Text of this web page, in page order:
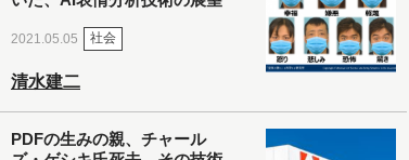
2021.05.05 社会
清水建二
PDFの生みの親、チャール